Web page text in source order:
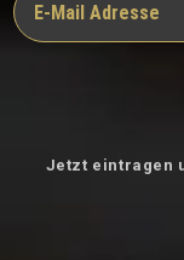
Jetzt eintragen